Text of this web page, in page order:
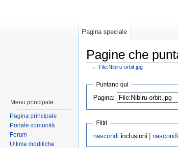
Pagine che
← File:Nibiru-orbit.jpg
Puntano qui
Pagina:
Filtri
nascondi inclusioni | nascondi
Pagina speciale
Menu principale
Pagina principale
Portale comunità
Forum
Ultime modifiche